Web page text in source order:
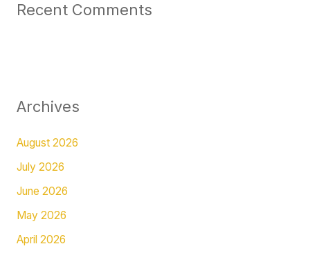
Recent Comments
Archives
August 2026
July 2026
June 2026
May 2026
April 2026